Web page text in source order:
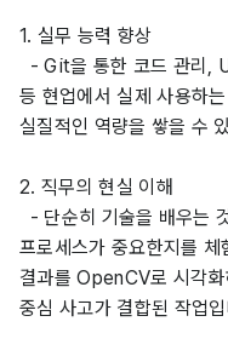
1. 실무 능력 향상
- Git을 통한 코드 관리,
등 현업에서 실제 사용하
실질적인 역량을 쌓을 수
2. 직무의 현실 이해
- 단순히 기술을 배우는
프로세스가 중요한지를
결과를 OpenCV로 시각
중심 사고가 결합된 작업